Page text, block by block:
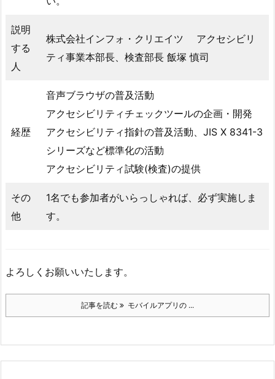
説明
する
人
株式会社インフォ・クリエイツ アクセシビリ
ティ事業本部長、検査部長 飯塚 慎司
経歴
音声ブラウザの普及活動
アクセシビリティチェックツールの企画・開発
アクセシビリティ指針の普及活動、JIS X 8341-3
シリーズなど標準化の活動
アクセシビリティ試験(検査)の提供
その
他
1名でも参加者がいらっしゃれば、必ず実施しま
す。
よろしくお願いいたします。
記事を読む モバイルアプリの ...